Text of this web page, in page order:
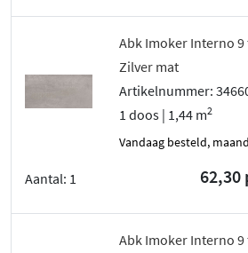
Abk Imoker Interno 9
Zilver mat
Artikelnummer:
1 doos | 1,44 m2
vandaag besteld,
Aantal: 1 62,30
Abk Imoker Interno 9